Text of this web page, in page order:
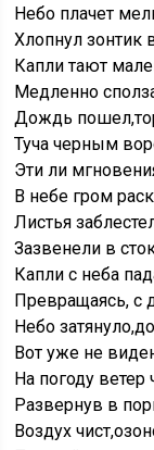
Небо плачет
Хлопнул зонтик
Капли тают
Медленно
Дождь
Туча черным
Эти ли
В небе гром
Листья
Зазвенели в
Капли с неба
Превращаясь, с
Небо
Вот уже не
На погоду ветер
Развернув в
Воздух